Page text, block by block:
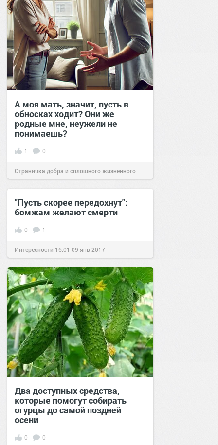
А моя мать, значит, пусть в
обносках ходит? Они же
родные мне, неужели не
понимаешь?
1 0
Страничка добра и сплошного жизненного
позитива! 22:20 23 янв 2025
"Пусть скорее передохнут":
бомжам желают смерти
0 1
Интересности 16:01 09 янв 2017
Два доступных средства,
которые помогут собирать
огурцы до самой поздней
осени
0 0